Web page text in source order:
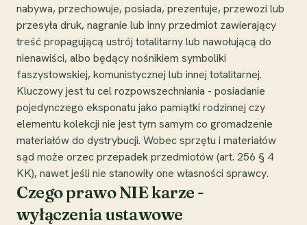
nabywa, przechowuje, posiada, prezentuje, przewozi lub
przesyła druk, nagranie lub inny przedmiot zawierający
treść propagującą ustrój totalitarny lub nawołującą do
nienawiści, albo będący nośnikiem symboliki
faszystowskiej, komunistycznej lub innej totalitarnej.
Kluczowy jest tu cel rozpowszechniania - posiadanie
pojedynczego eksponatu jako pamiątki rodzinnej czy
elementu kolekcji nie jest tym samym co gromadzenie
materiałów do dystrybucji. Wobec sprzętu i materiałów
sąd może orzec przepadek przedmiotów (art. 256 § 4
KK), nawet jeśli nie stanowiły one własności sprawcy.
Czego prawo NIE karze -
wyłączenia ustawowe